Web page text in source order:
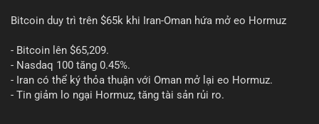
Bitcoin duy trì trên $65k khi Iran-Oman hứa mở eo Hormuz
- Bitcoin lên $65,209.
- Nasdaq 100 tăng 0.45%.
- Iran có thể ký thỏa thuận với Oman mở lại eo Hormuz.
- Tin giảm lo ngại Hormuz, tăng tài sản rủi ro.